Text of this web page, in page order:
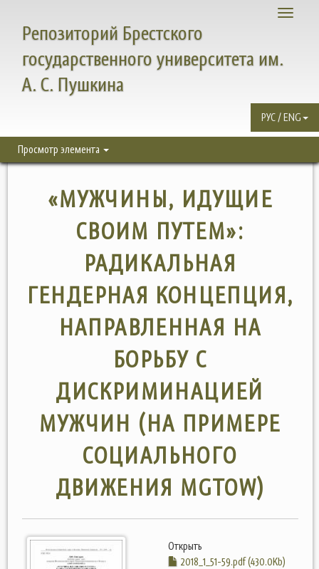
Toggle
Репозиторий Брестского
государственного университета им.
А. С. Пушкина
РУС / ENG
Просмотр элемента
«МУЖЧИНЫ, ИДУЩИЕ
СВОИМ ПУТЕМ»:
РАДИКАЛЬНАЯ
ГЕНДЕРНАЯ КОНЦЕПЦИЯ,
НАПРАВЛЕННАЯ НА
БОРЬБУ С
ДИСКРИМИНАЦИЕЙ
МУЖЧИН (НА ПРИМЕРЕ
СОЦИАЛЬНОГО
ДВИЖЕНИЯ MGTOW)
Открыть
2018_1_51-59.pdf (430.0Kb)